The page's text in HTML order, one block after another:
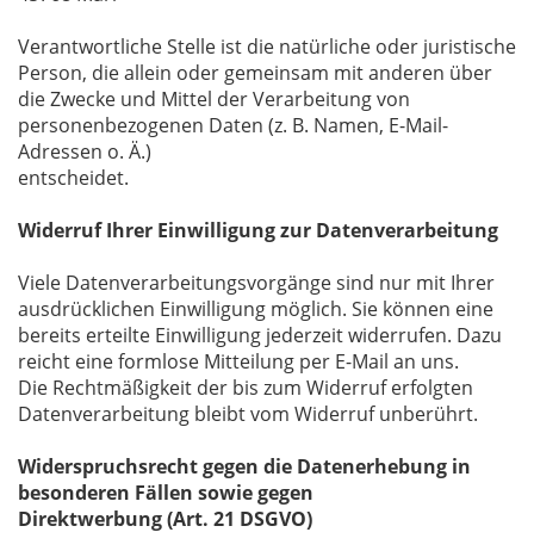
Verantwortliche Stelle ist die natürliche oder juristische
Person, die allein oder gemeinsam mit anderen über
die Zwecke und Mittel der Verarbeitung von
personenbezogenen Daten (z. B. Namen, E-Mail-
Adressen o. Ä.)
entscheidet.
Widerruf Ihrer Einwilligung zur Datenverarbeitung
Viele Datenverarbeitungsvorgänge sind nur mit Ihrer
ausdrücklichen Einwilligung möglich. Sie können eine
bereits erteilte Einwilligung jederzeit widerrufen. Dazu
reicht eine formlose Mitteilung per E-Mail an uns.
Die Rechtmäßigkeit der bis zum Widerruf erfolgten
Datenverarbeitung bleibt vom Widerruf unberührt.
Widerspruchsrecht gegen die Datenerhebung in
besonderen Fällen sowie gegen
Direktwerbung (Art. 21 DSGVO)